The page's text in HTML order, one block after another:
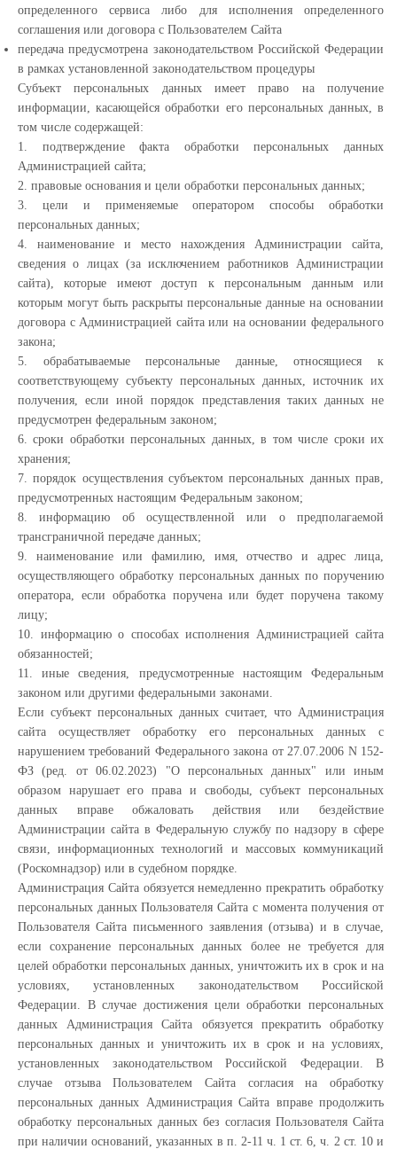
определенного сервиса либо для исполнения определенного
соглашения или договора с Пользователем Сайта
передача предусмотрена законодательством Российской Федерации
в рамках установленной законодательством процедуры
Субъект персональных данных имеет право на получение
информации, касающейся обработки его персональных данных, в
том числе содержащей:
1. подтверждение факта обработки персональных данных
Администрацией сайта;
2. правовые основания и цели обработки персональных данных;
3. цели и применяемые оператором способы обработки
персональных данных;
4. наименование и место нахождения Администрации сайта,
сведения о лицах (за исключением работников Администрации
сайта), которые имеют доступ к персональным данным или
которым могут быть раскрыты персональные данные на основании
договора с Администрацией сайта или на основании федерального
закона;
5. обрабатываемые персональные данные, относящиеся к
соответствующему субъекту персональных данных, источник их
получения, если иной порядок представления таких данных не
предусмотрен федеральным законом;
6. сроки обработки персональных данных, в том числе сроки их
хранения;
7. порядок осуществления субъектом персональных данных прав,
предусмотренных настоящим Федеральным законом;
8. информацию об осуществленной или о предполагаемой
трансграничной передаче данных;
9. наименование или фамилию, имя, отчество и адрес лица,
осуществляющего обработку персональных данных по поручению
оператора, если обработка поручена или будет поручена такому
лицу;
10. информацию о способах исполнения Администрацией сайта
обязанностей;
11. иные сведения, предусмотренные настоящим Федеральным
законом или другими федеральными законами.
Если субъект персональных данных считает, что Администрация
сайта осуществляет обработку его персональных данных с
нарушением требований Федерального закона от 27.07.2006 N 152-
ФЗ (ред. от 06.02.2023) "О персональных данных" или иным
образом нарушает его права и свободы, субъект персональных
данных вправе обжаловать действия или бездействие
Администрации сайта в Федеральную службу по надзору в сфере
связи, информационных технологий и массовых коммуникаций
(Роскомнадзор) или в судебном порядке.
Администрация Сайта обязуется немедленно прекратить обработку
персональных данных Пользователя Сайта с момента получения от
Пользователя Сайта письменного заявления (отзыва) и в случае,
если сохранение персональных данных более не требуется для
целей обработки персональных данных, уничтожить их в срок и на
условиях, установленных законодательством Российской
Федерации. В случае достижения цели обработки персональных
данных Администрация Сайта обязуется прекратить обработку
персональных данных и уничтожить их в срок и на условиях,
установленных законодательством Российской Федерации. В
случае отзыва Пользователем Сайта согласия на обработку
персональных данных Администрация Сайта вправе продолжить
обработку персональных данных без согласия Пользователя Сайта
при наличии оснований, указанных в п. 2-11 ч. 1 ст. 6, ч. 2 ст. 10 и